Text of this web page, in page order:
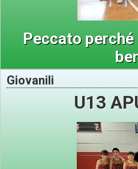
Peccato
Giovanili
U13